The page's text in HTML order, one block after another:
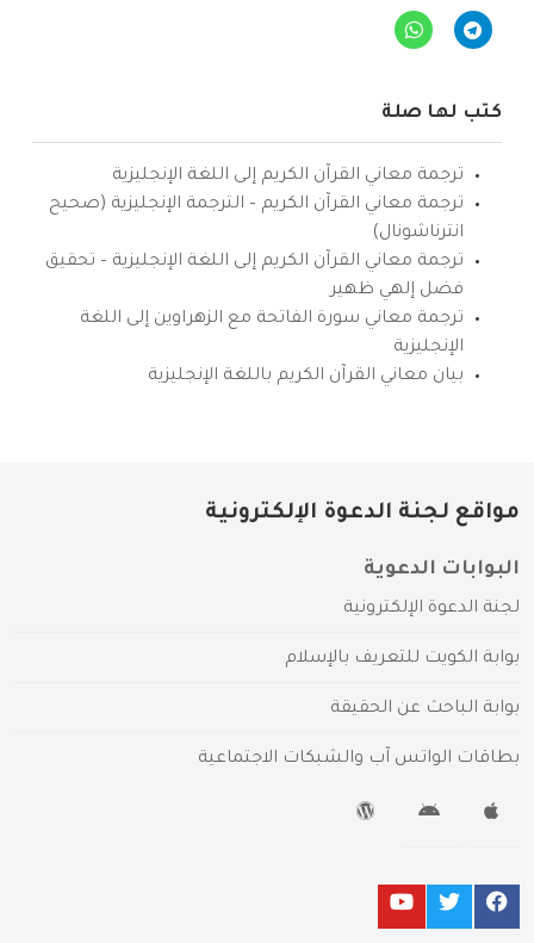
كتب لها صلة
ترجمة معاني القرآن الكريم إلى اللغة الإنجليزية
ترجمة معاني القرآن الكريم – الترجمة الإنجليزية (صحيح
انترناشونال)
ترجمة معاني القرآن الكريم إلى اللغة الإنجليزية – تحقيق
فضل إلهي ظهير
ترجمة معاني سورة الفاتحة مع الزهراوين إلى اللغة
الإنجليزية
بيان معاني القرآن الكريم باللغة الإنجليزية
مواقع لجنة الدعوة الإلكترونية
البوابات الدعوية
لجنة الدعوة الإلكترونية
بوابة الكويت للتعريف بالإسلام
بوابة الباحث عن الحقيقة
بطاقات الواتس آب والشبكات الاجتماعية